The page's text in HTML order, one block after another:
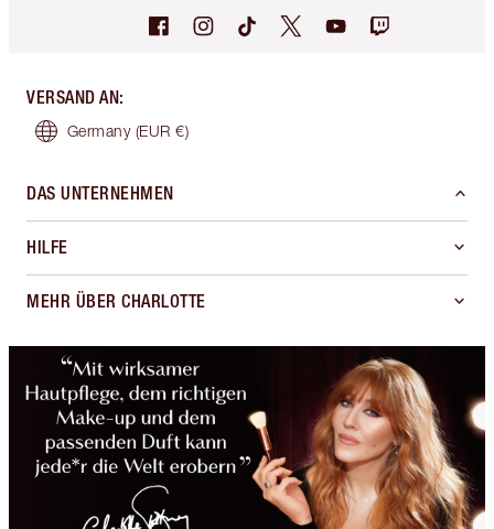
VERSAND AN:
Germany (EUR €)
DAS UNTERNEHMEN
HILFE
MEHR ÜBER CHARLOTTE